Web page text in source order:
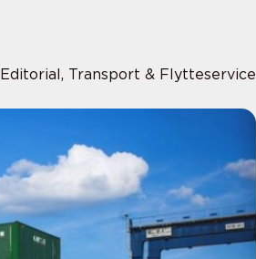
Editorial, Transport & Flytteservice